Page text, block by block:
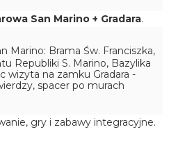
San Marino + Gradara.
Marino: Brama Św. Franciszka,
Republiki S. Marino, Bazylika
wizyta na zamku Gradara -
spacer po murach
gry i zabawy integracyjne.